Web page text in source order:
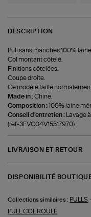
DESCRIPTION
Pull sans manches 100%
Col montant côtelé.
Finitions côtelées.
Coupe droite.
Ce modèle taille
Made in :Chine.
Composition :100% laine
Conseil d'entretien :
Lavage
(ref-3EVC04V15517970)
LIVRAISON ET RETOUR
DISPONIBILITÉ
Collections similaires : PULLS
PULL COL ROULÉ